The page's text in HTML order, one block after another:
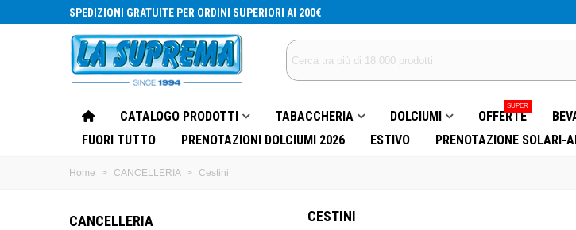
SPEDIZIONI GRATUITE PER ORDINI SUPERIORI AI 200€
CATALOGO PRODOTTI TABACCHERIA DOLCIUMI OFFERTE
SUPER
FUORI TUTTO
PRENOTAZIONI DOLCIUMI 2026 ESTIVO PRENOTAZIONE SOLARI-
Home > CANCELLERIA > Cestini
CANCELLERIA CESTINI